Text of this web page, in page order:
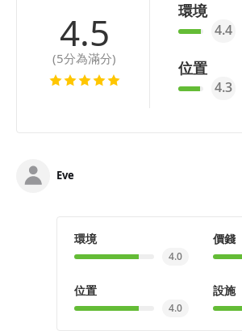
4.5
(5分為滿分)
環境
4.4
位置
4.3
Eve
環境
4.0
價錢
位置
4.0
設施